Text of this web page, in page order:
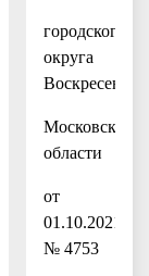
городского
округа
Воскресенск
Московской
области
от
01.10.2021
№ 4753